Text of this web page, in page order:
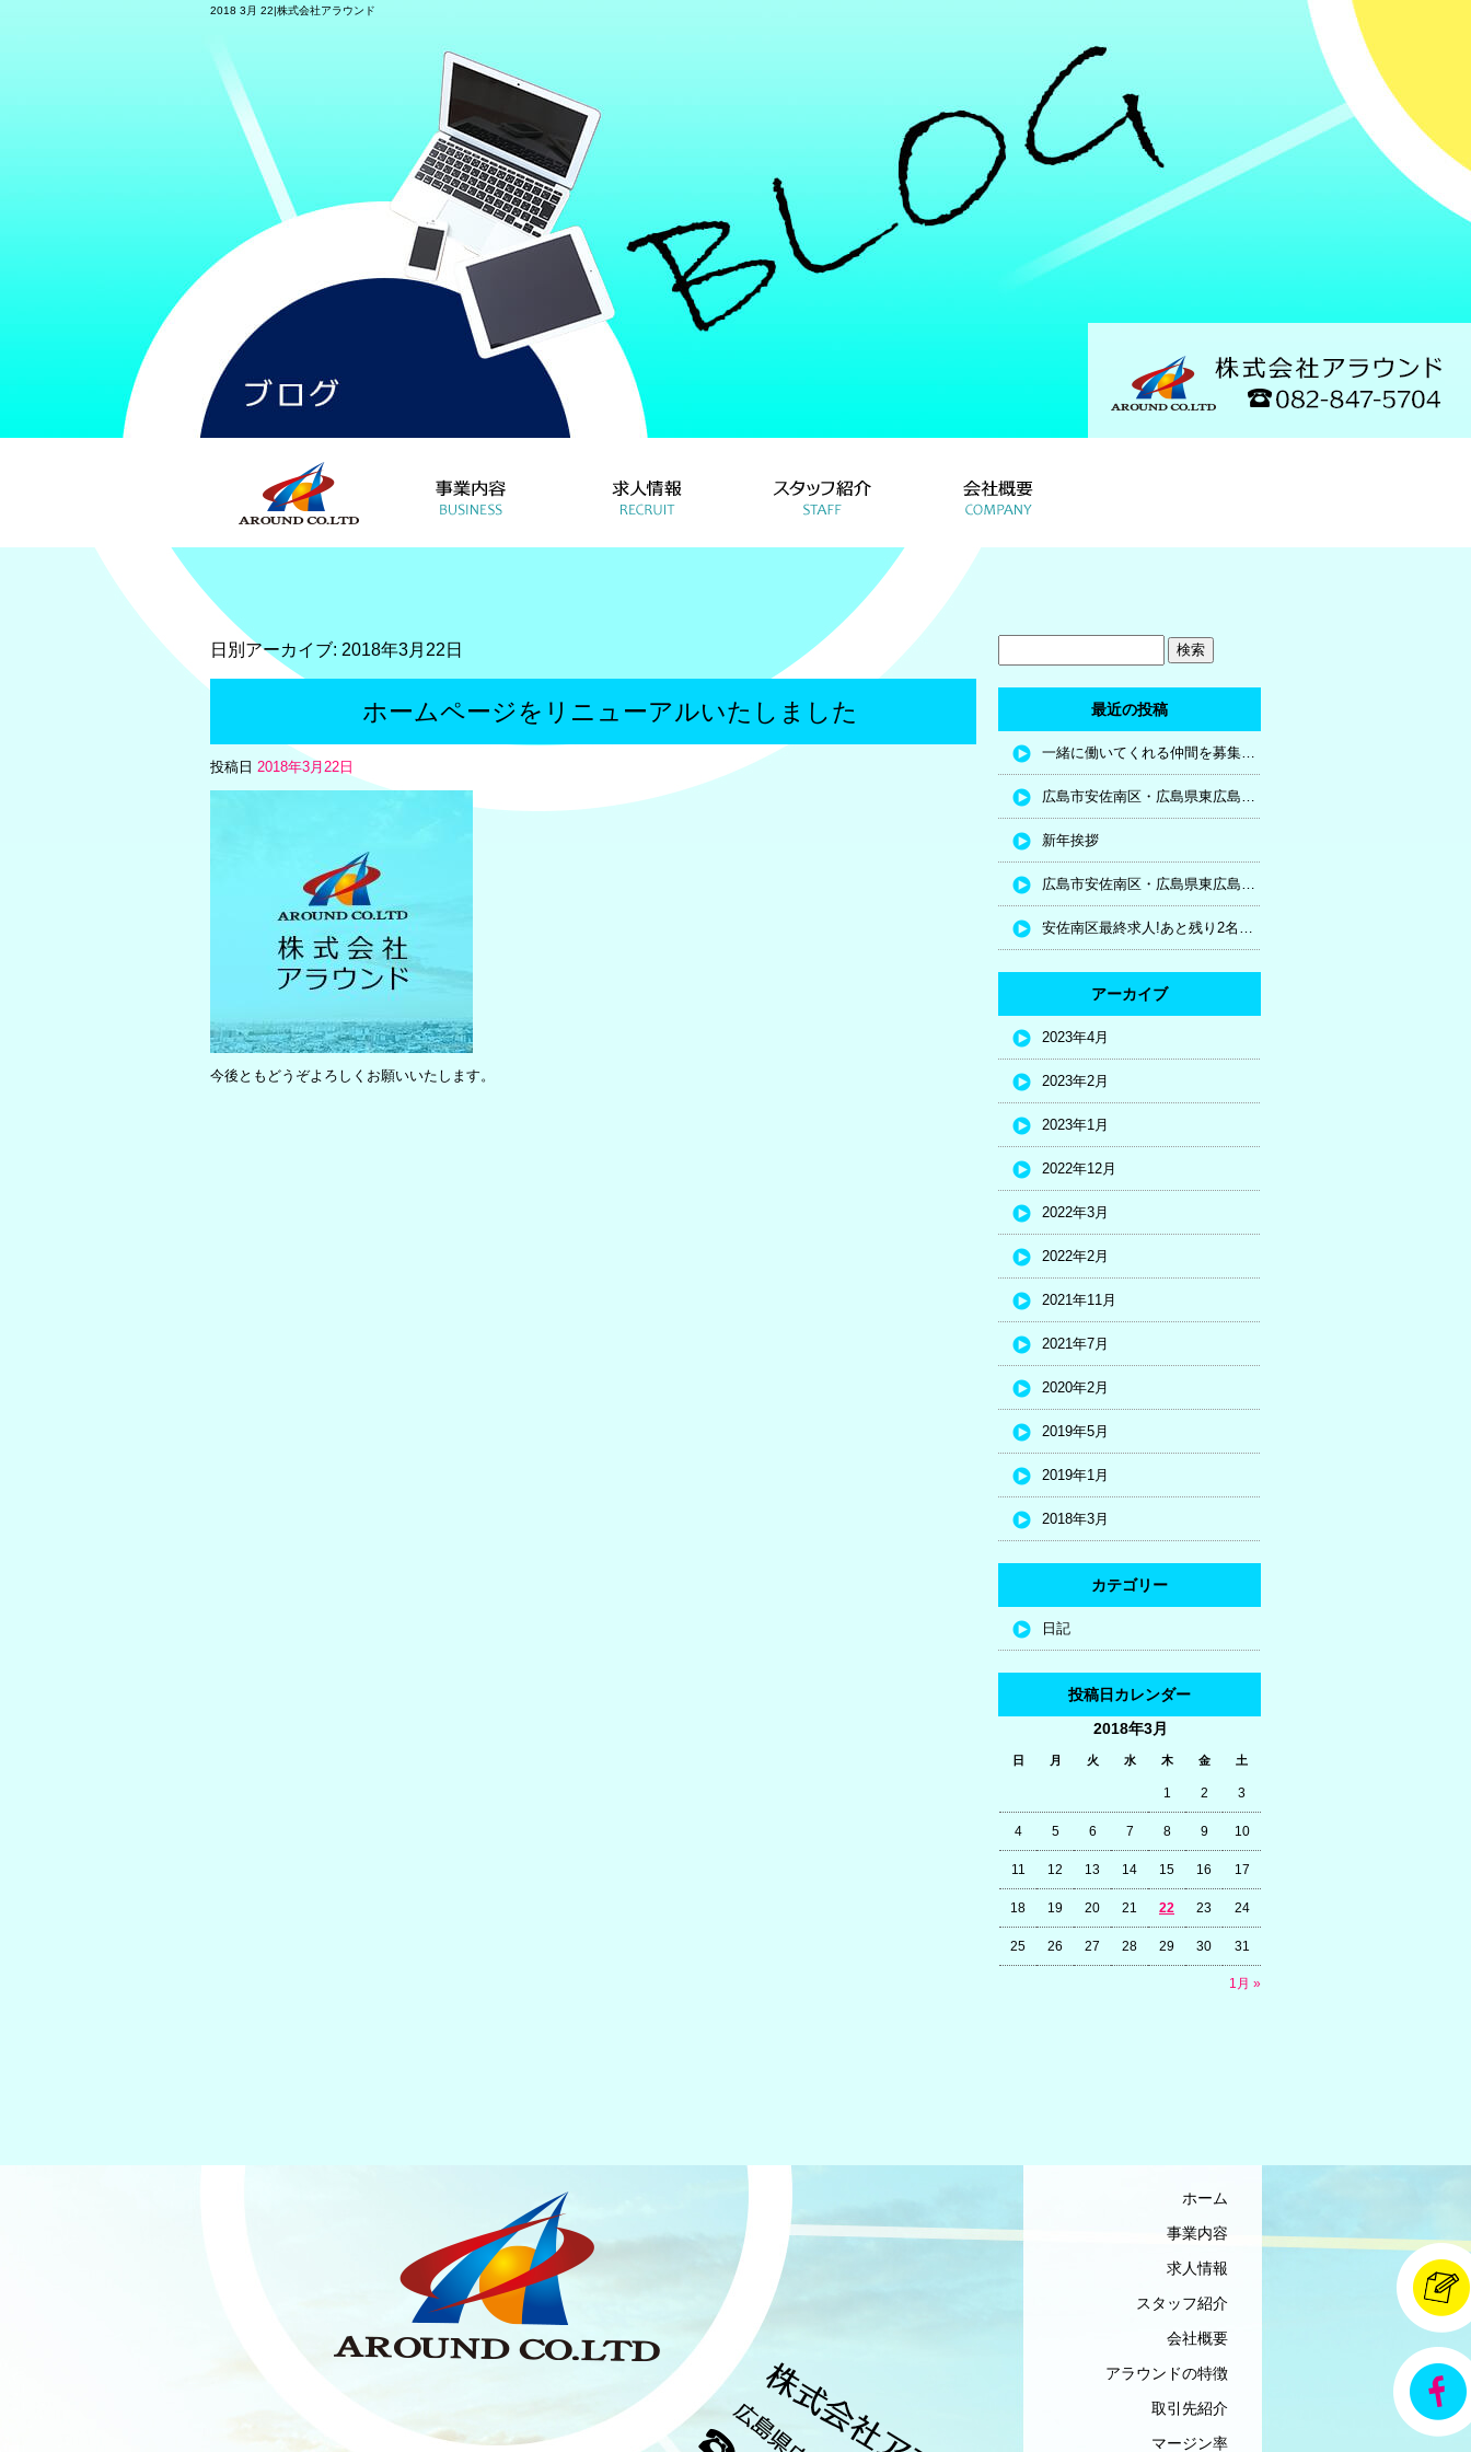
2018 3月 22|株式会社アラウンド
日別アーカイブ: 2018年3月22日
ホームページをリニューアルいたしました
投稿日 2018年3月22日
今後ともどうぞよろしくお願いいたします。
最近の投稿
一緒に働いてくれる仲間を募集！！
広島市安佐南区・広島県東広島市新規求人!!
新年挨拶
広島市安佐南区・広島県東広島市新規求人!!
安佐南区最終求人!あと残り2名採用で終了!!
アーカイブ
2023年4月
2023年2月
2023年1月
2022年12月
2022年3月
2022年2月
2021年11月
2021年7月
2020年2月
2019年5月
2019年1月
2018年3月
カテゴリー
日記
投稿日カレンダー
2018年3月
日 月 火 水 木 金 土
1月 »
1 2 3
4 5 6 7 8 9 10
11 12 13 14 15 16 17
18 19 20 21 22 23 24
25 26 27 28 29 30 31
ホーム
事業内容
求人情報
スタッフ紹介
会社概要
アラウンドの特徴
取引先紹介
マージン率